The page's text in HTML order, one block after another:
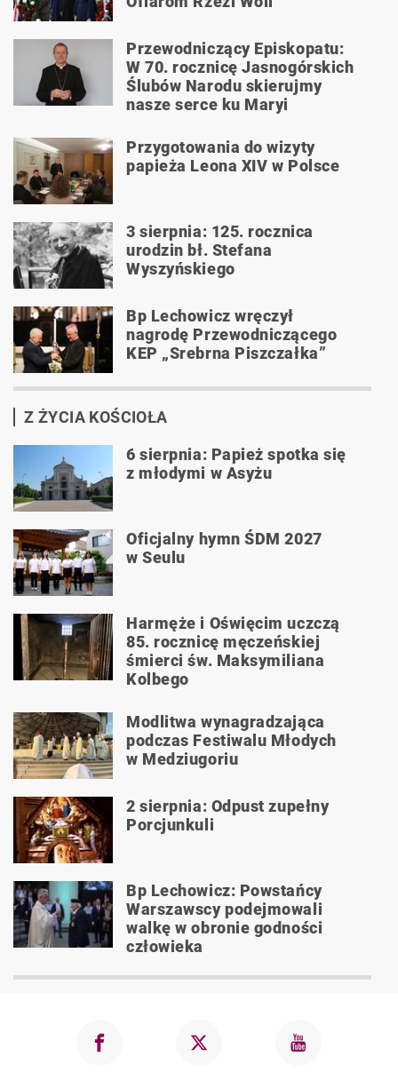
Przewodniczący Episkopatu:
W 70. rocznicę Jasnogórskich
Ślubów Narodu skierujmy
nasze serce ku Maryi
Przygotowania do wizyty
papieża Leona XIV w Polsce
3 sierpnia: 125. rocznica
urodzin bł. Stefana
Wyszyńskiego
Bp Lechowicz wręczył
nagrodę Przewodniczącego
KEP „Srebrna Piszczałka”
Z ŻYCIA KOŚCIOŁA
6 sierpnia: Papież spotka się
z młodymi w Asyżu
Oficjalny hymn ŚDM 2027
w Seulu
Harmęże i Oświęcim uczczą
85. rocznicę męczeńskiej
śmierci św. Maksymiliana
Kolbego
Modlitwa wynagradzająca
podczas Festiwalu Młodych
w Medziugoriu
2 sierpnia: Odpust zupełny
Porcjunkuli
Bp Lechowicz: Powstańcy
Warszawscy podejmowali
walkę w obronie godności
człowieka